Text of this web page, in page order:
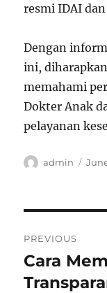
resmi IDAI
Dengan
ini,
memahami
Dokter Anak
pelayanan
Author
admin
PREVIOUS
Previous
post:
Cara